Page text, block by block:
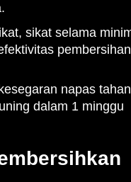
sikat selama
pembersihan
napas tahan
dalam 1 minggu